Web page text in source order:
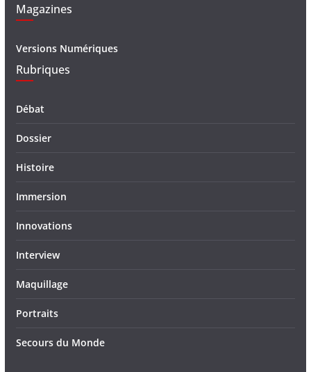
Magazines
Versions Numériques
Rubriques
Débat
Dossier
Histoire
Immersion
Innovations
Interview
Maquillage
Portraits
Secours du Monde